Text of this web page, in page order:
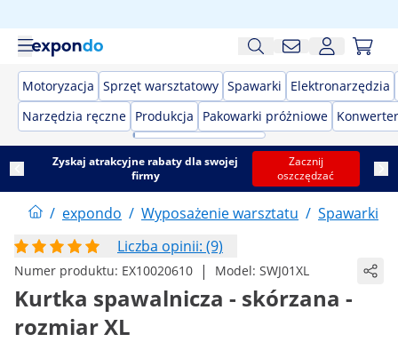
Motoryzacja Sprzęt warsztatowy Spawarki
Elektronarzędzia
Narzędzia ręczne Produkcja Pakowarki próżniowe
Zyskaj atrakcyjne rabaty dla swojej
firmy
Zacznij
oszczędzać
/ expondo / Wyposażenie warsztatu / Spawarki
Liczba opinii: (9)
Numer produktu: EX10020610 | Model: SWJ01XL
Kurtka spawalnicza - skórzana -
rozmiar XL